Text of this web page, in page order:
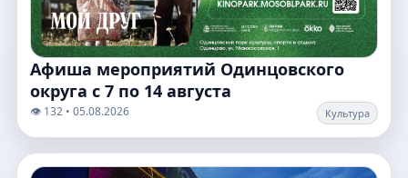
Афиша мероприятий Одинцовского
округа с 7 по 14 августа
👁️ 132 • 05.08.2026 Культура